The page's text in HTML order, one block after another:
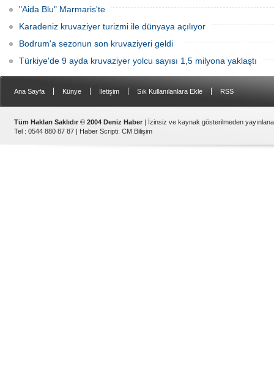
"Aida Blu" Marmaris'te
Karadeniz kruvaziyer turizmi ile dünyaya açılıyor
Bodrum'a sezonun son kruvaziyeri geldi
Türkiye'de 9 ayda kruvaziyer yolcu sayısı 1,5 milyona yaklaştı
Ana Sayfa Künye İletişim Sık Kullanılanlara Ekle RSS
Tüm Hakları Saklıdır © 2004 Deniz Haber | İzinsiz ve kaynak gösterilmeden
Tel : 0544 880 87 87 | Haber Scripti: CM Bilişim